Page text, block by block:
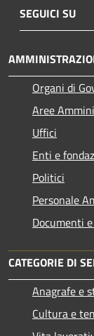
SEGUICI SU
Organi di
Aree
Uffici
Enti e
Politici
Personale
Documenti
CATEGORIE DI
Anagrafe e
Cultura e